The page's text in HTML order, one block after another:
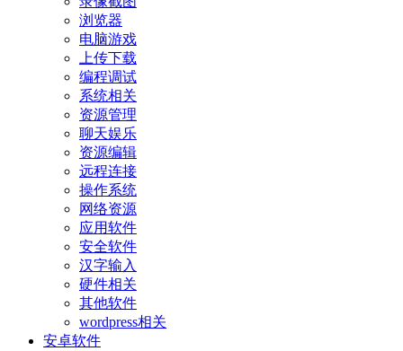
浏览器
电脑游戏
上传下载
编程调试
系统相关
资源管理
聊天娱乐
资源编辑
远程连接
操作系统
网络资源
应用软件
安全软件
汉字输入
硬件相关
其他软件
wordpress相关
安卓软件